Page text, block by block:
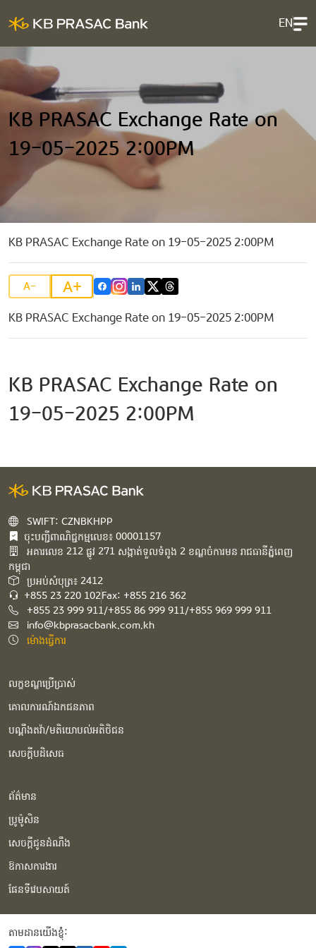
EN
KB PRASAC Exchange Rate on
19-05-2025 2:00PM
KB PRASAC Exchange Rate on 19-05-2025 2:00PM
A- A+
KB PRASAC Exchange Rate on 19-05-2025 2:00PM
KB PRASAC Exchange Rate on
19-05-2025 2:00PM
SWIFT: CZNBKHPP
ចុះបញ្ជីពាណិជ្ជកម្មលេខ៖ 00001157
អគារ​លេខ​ 212 ផ្លូវ 271 សង្កាត់ទួលទំពូង 2 ខណ្ឌចំការមន រាជធានីភ្នំពេញ
កម្ពុជា​
ប្រអប់សំបុត្រ៖ 2412
+855 23 220 102Fax: +855 216 362
+855 23 999 911/+855 86 999 911/+855 969 999 911
info@kbprasacbank.com.kh
ម៉ោងធ្វើការ
លក្ខខណ្ឌប្រើប្រាស់
គោលការណ៍ឯកជនភាព
បណ្ដឹងតវ៉ា/មតិយោបល់អតិថិជន
សេចក្ដីបដិសេធ
ព័ត៌មាន
ប្រូម៉ូសិន
សេចក្ដីជូនដំណឹង
ឱកាសការងារ
ផែនទីវេបសាយត៍
តាមដានយើងខ្ញុំំ: